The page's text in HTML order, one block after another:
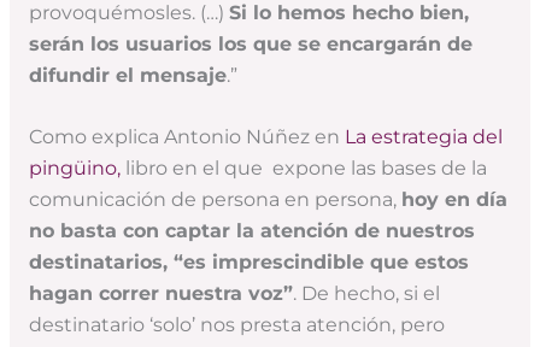
provoquémosles. (…) Si lo hemos hecho bien,
serán los usuarios los que se encargarán de
difundir el mensaje.”
Como explica Antonio Núñez en La estrategia del
pingüino,libro en el que expone las bases de la
comunicación de persona en persona, hoy en día
no basta con captar la atención de nuestros
destinatarios, “es imprescindible que estos
hagan correr nuestra voz”. De hecho, si el
destinatario ‘solo’ nos presta atención, pero